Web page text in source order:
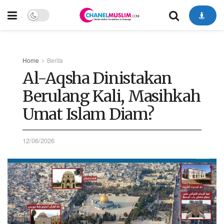
Home Berita
Al-Aqsha Dinistakan
Berulang Kali, Masihkah
Umat Islam Diam?
12/06/2026